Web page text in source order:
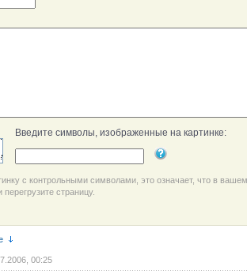
Введите символы, изображенные на картинке:
с контрольными символами, это означает, что в
страницу.
00:25